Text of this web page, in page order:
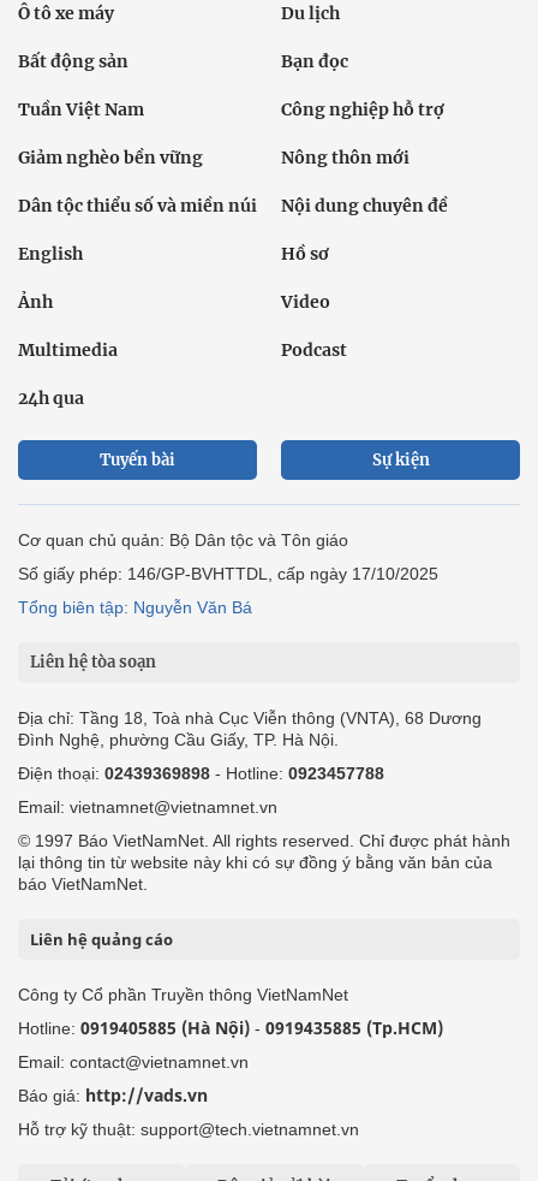
Ô tô xe máy Du lịch
Bất động sản Bạn đọc
Tuần Việt Nam Công nghiệp hỗ trợ
Giảm nghèo bền vững Nông thôn mới
Dân tộc thiểu số và miền núi Nội dung chuyên đề
English Hồ sơ
Ảnh Video
Multimedia Podcast
24h qua
Tuyến bài Sự kiện
Cơ quan chủ quản: Bộ Dân tộc và Tôn giáo
Số giấy phép: 146/GP-BVHTTDL, cấp ngày 17/10/2025
Tổng biên tập: Nguyễn Văn Bá
Liên hệ tòa soạn
Địa chỉ: Tầng 18, Toà nhà Cục Viễn thông (VNTA), 68 Dương
Đình Nghệ, phường Cầu Giấy, TP. Hà Nội.
Điện thoại: 02439369898 - Hotline: 0923457788
Email: vietnamnet@vietnamnet.vn
© 1997 Báo VietNamNet. All rights reserved. Chỉ được phát hành
lại thông tin từ website này khi có sự đồng ý bằng văn bản của
báo VietNamNet.
Liên hệ quảng cáo
Công ty Cổ phần Truyền thông VietNamNet
Hotline: 0919405885 (Hà Nội) - 0919435885 (Tp.HCM)
Email: contact@vietnamnet.vn
Báo giá: http://vads.vn
Hỗ trợ kỹ thuật: support@tech.vietnamnet.vn